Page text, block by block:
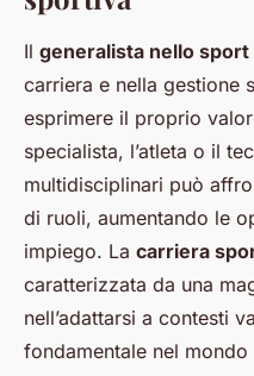
Il generalista nello sport
carriera e nella gestione
esprimere il proprio
specialista, l’atleta o il
multidisciplinari può
di ruoli, aumentando le
impiego. La carriera
caratterizzata da una
nell’adattarsi a contesti
fondamentale nel